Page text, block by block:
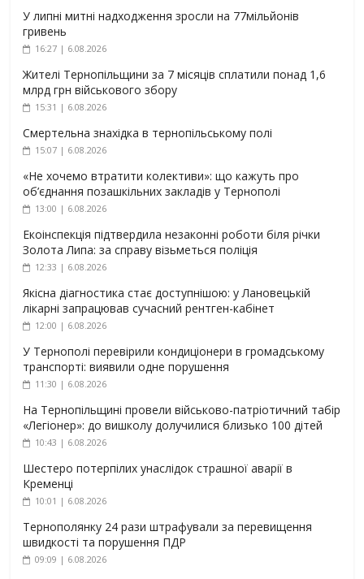
У липні митні надходження зросли на 77мільйонів
гривень
16:27 | 6.08.2026
Жителі Тернопільщини за 7 місяців сплатили понад 1,6
млрд грн військового збору
15:31 | 6.08.2026
Смертельна знахідка в тернопільському полі
15:07 | 6.08.2026
«Не хочемо втратити колективи»: що кажуть про
об’єднання позашкільних закладів у Тернополі
13:00 | 6.08.2026
Екоінспекція підтвердила незаконні роботи біля річки
Золота Липа: за справу візьметься поліція
12:33 | 6.08.2026
Якісна діагностика стає доступнішою: у Лановецькій
лікарні запрацював сучасний рентген-кабінет
12:00 | 6.08.2026
У Тернополі перевірили кондиціонери в громадському
транспорті: виявили одне порушення
11:30 | 6.08.2026
На Тернопільщині провели військово-патріотичний табір
«Легіонер»: до вишколу долучилися близько 100 дітей
10:43 | 6.08.2026
Шестеро потерпілих унаслідок страшної аварії в
Кременці
10:01 | 6.08.2026
Тернополянку 24 рази штрафували за перевищення
швидкості та порушення ПДР
09:09 | 6.08.2026